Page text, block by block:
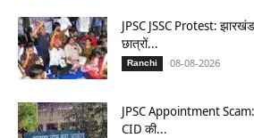
JPSC JSSC Protest:
छात्रों...
Ranchi 08-08-2026
JPSC Appointment Scam:
CID की...